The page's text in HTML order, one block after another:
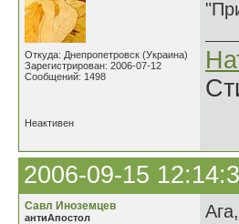
Откуда: Днепропетровск (Украина)
Зарегистрирован: 2006-07-12
Сообщений: 1498
Неактивен
2006-09-15
Савл Иноземцев
антиАпостол